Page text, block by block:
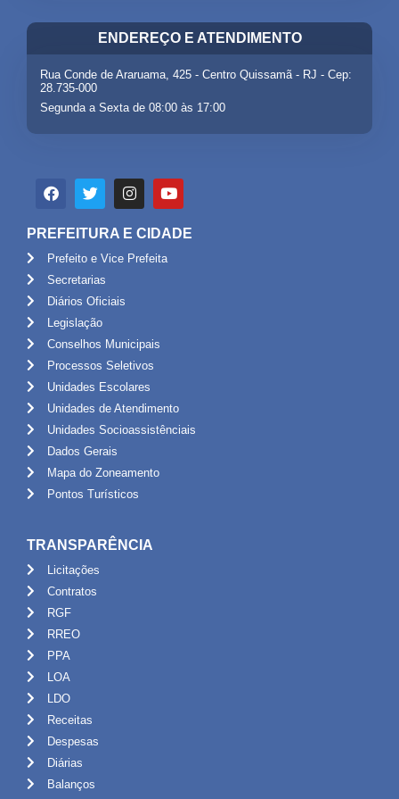
ENDEREÇO E ATENDIMENTO
Rua Conde de Araruama, 425 - Centro Quissamã - RJ - Cep:
28.735-000
Segunda a Sexta de 08:00 às 17:00
PREFEITURA E CIDADE
Prefeito e Vice Prefeita
Secretarias
Diários Oficiais
Legislação
Conselhos Municipais
Processos Seletivos
Unidades Escolares
Unidades de Atendimento
Unidades Socioassistênciais
Dados Gerais
Mapa do Zoneamento
Pontos Turísticos
TRANSPARÊNCIA
Licitações
Contratos
RGF
RREO
PPA
LOA
LDO
Receitas
Despesas
Diárias
Balanços